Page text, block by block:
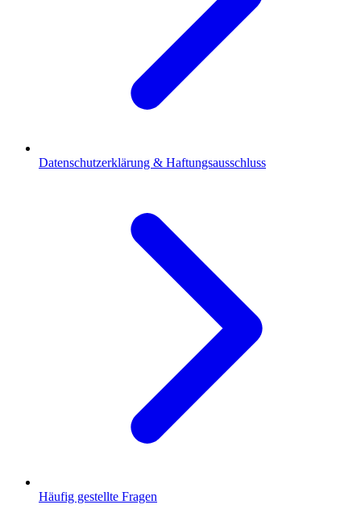
Datenschutzerklärung & Haftungsausschluss
Häufig gestellte Fragen